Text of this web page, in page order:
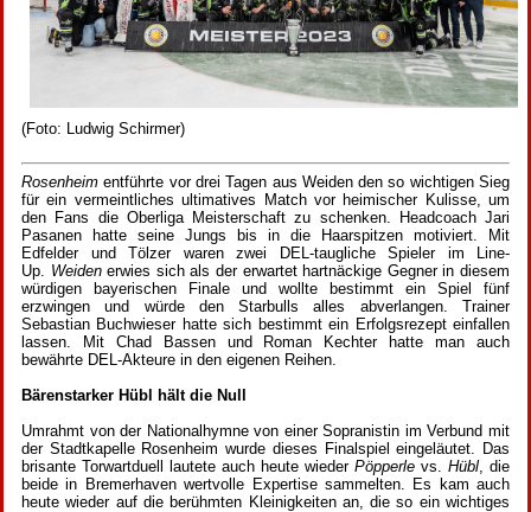
(Foto: Ludwig Schirmer)
Rosenheim entführte vor drei Tagen aus Weiden den so wichtigen Sieg
für ein vermeintliches ultimatives Match vor heimischer Kulisse, um
den Fans die Oberliga Meisterschaft zu schenken. Headcoach Jari
Pasanen hatte seine Jungs bis in die Haarspitzen motiviert. Mit
Edfelder und Tölzer waren zwei DEL-taugliche Spieler im Line-
Up. Weidenerwies sich als der erwartet hartnäckige Gegner in diesem
würdigen bayerischen Finale und wollte bestimmt ein Spiel fünf
erzwingen und würde den Starbulls alles abverlangen. Trainer
Sebastian Buchwieser hatte sich bestimmt ein Erfolgsrezept einfallen
lassen. Mit Chad Bassen und Roman Kechter hatte man auch
bewährte DEL-Akteure in den eigenen Reihen.
Bärenstarker Hübl hält die Null
Umrahmt von der Nationalhymne von einer Sopranistin im Verbund mit
der Stadtkapelle Rosenheim wurde dieses Finalspiel eingeläutet. Das
brisante Torwartduell lautete auch heute wieder Pöpperle vs. Hübl , die
beide in Bremerhaven wertvolle Expertise sammelten. Es kam auch
heute wieder auf die berühmten Kleinigkeiten an, die so ein wichtiges